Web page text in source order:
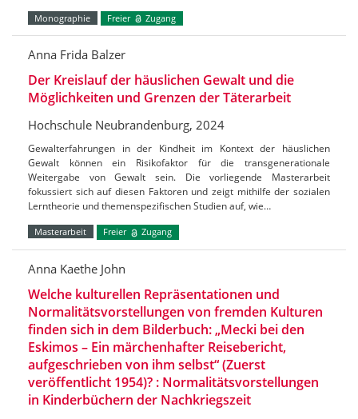
Monographie Freier Zugang
Anna Frida Balzer
Der Kreislauf der häuslichen Gewalt und die
Möglichkeiten und Grenzen der Täterarbeit
Hochschule Neubrandenburg, 2024
Gewalterfahrungen in der Kindheit im Kontext der häuslichen
Gewalt können ein Risikofaktor für die transgenerationale
Weitergabe von Gewalt sein. Die vorliegende Masterarbeit
fokussiert sich auf diesen Faktoren und zeigt mithilfe der sozialen
Lerntheorie und themenspezifischen Studien auf, wie…
Masterarbeit Freier Zugang
Anna Kaethe John
Welche kulturellen Repräsentationen und
Normalitätsvorstellungen von fremden Kulturen
finden sich in dem Bilderbuch: „Mecki bei den
Eskimos – Ein märchenhafter Reisebericht,
aufgeschrieben von ihm selbst“ (Zuerst
veröffentlicht 1954)? : Normalitätsvorstellungen
in Kinderbüchern der Nachkriegszeit